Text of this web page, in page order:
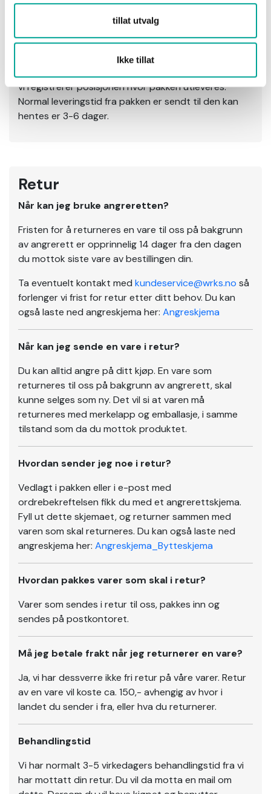
tillat utvalg
Ikke tillat
forventet leveringsdag, og en ny melding den dagen
pakken er på vei til deg. Når du sporer pakken, kan du
også be oss om å sette igjen pakken utenfor. For å
minimere smitterisiko, er det ingen fysisk kontakt ved
vi registrerer posisjonen hvor pakken utleveres.
Normal leveringstid fra pakken er sendt til den kan
hentes er 3-6 dager.
Retur
Når kan jeg bruke angreretten?
Fristen for å returneres en vare til oss på bakgrunn
av angrerett er opprinnelig 14 dager fra den dagen
du mottok siste vare av bestillingen din.
Ta eventuelt kontakt med kundeservice@wrks.no så
forlenger vi frist for retur etter ditt behov. Du kan
også laste ned angreskjema her: Angreskjema
Når kan jeg sende en vare i retur?
Du kan alltid angre på ditt kjøp. En vare som
returneres til oss på bakgrunn av angrerett, skal
kunne selges som ny. Det vil si at varen må
returneres med merkelapp og emballasje, i samme
tilstand som da du mottok produktet.
Hvordan sender jeg noe i retur?
Vedlagt i pakken eller i e-post med
ordrebekreftelsen fikk du med et angrerettskjema.
Fyll ut dette skjemaet, og returner sammen med
varen som skal returneres. Du kan også laste ned
angreskjema her: Angreskjema_Bytteskjema
Hvordan pakkes varer som skal i retur?
Varer som sendes i retur til oss, pakkes inn og
sendes på postkontoret.
Må jeg betale frakt når jeg returnerer en vare?
Ja, vi har dessverre ikke fri retur på våre varer. Retur
av en vare vil koste ca. 150,- avhengig av hvor i
landet du sender i fra, eller hva du returnerer.
Behandlingstid
Vi har normalt 3-5 virkedagers behandlingstid fra vi
har mottatt din retur. Du vil da motta en mail om